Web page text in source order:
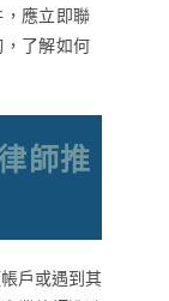
應立即聯
了解如何
師推
戶或遇到其